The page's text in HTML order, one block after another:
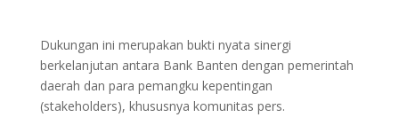
Dukungan ini merupakan bukti nyata sinergi
berkelanjutan antara Bank Banten dengan pemerintah
daerah dan para pemangku kepentingan
(stakeholders), khususnya komunitas pers.